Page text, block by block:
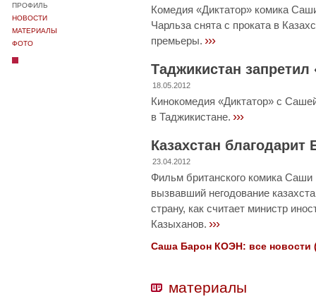
ПРОФИЛЬ
НОВОСТИ
МАТЕРИАЛЫ
ФОТО
Комедия «Диктатор» комика
Чарльза снята с проката в
премьеры. ›››
Таджикистан запретил
18.05.2012
Кинокомедия «Диктатор» с
в Таджикистане. ›››
Казахстан благодарит
23.04.2012
Фильм британского комика
вызвавший негодование
страну, как считает министр
Казыханов. ›››
Саша Барон КОЭН: все новости
материалы